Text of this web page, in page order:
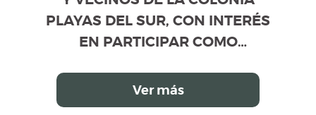
PLAYAS DEL SUR, CON INTERÉS
EN PARTICIPAR COMO
CANDIDATOS PROPIETARIOS Y
SUPLENTES, EN EL PROCESO DE
Ver más